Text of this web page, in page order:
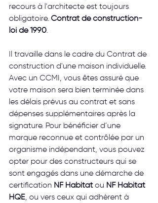
recours à l'architecte est toujours
obligatoire. Contrat de construction-
loi de 1990.
Il travaille dans le cadre du Contrat de
construction d'une maison individuelle.
Avec un CCMI, vous êtes assuré que
votre maison sera bien terminée dans
les délais prévus au contrat et sans
dépenses supplémentaires après la
signature. Pour bénéficier d’une
marque reconnue et contrôlée par un
organisme indépendant, vous pouvez
opter pour des constructeurs qui se
sont engagés dans une démarche de
certification NF Habitat ou NF Habitat
HQE, ou vers ceux qui adhèrent à